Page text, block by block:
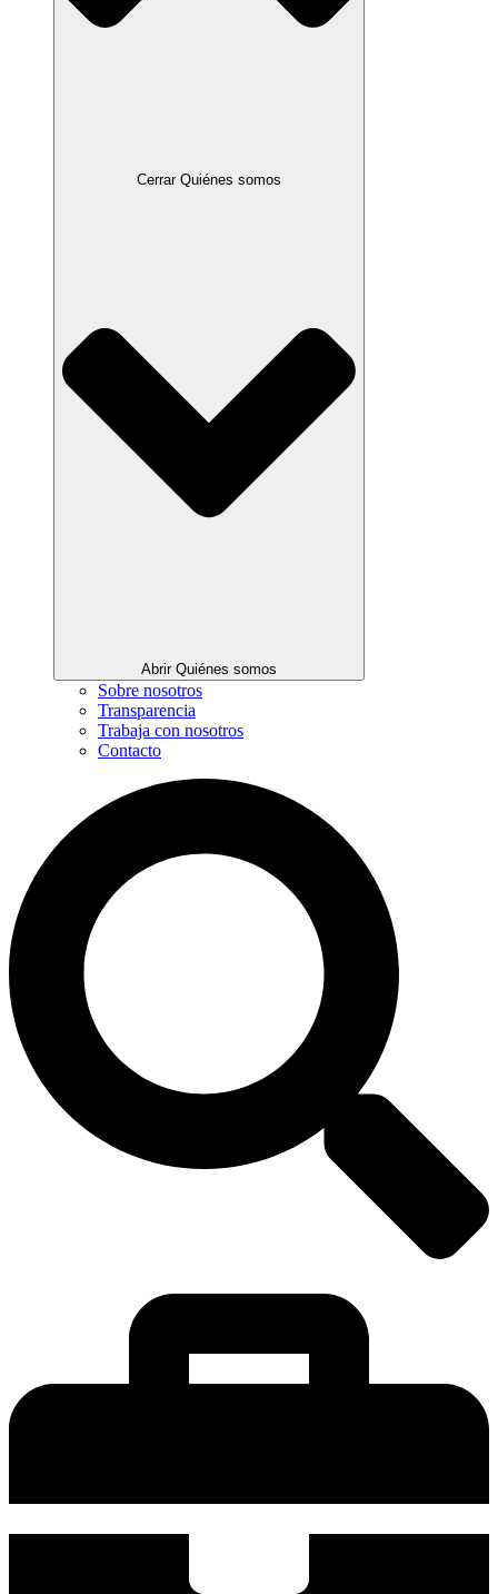
Cerrar Quiénes somos
Abrir Quiénes somos
Sobre nosotros
Transparencia
Trabaja con nosotros
Contacto